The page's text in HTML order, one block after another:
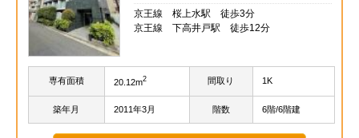
京王線 桜上水駅 徒歩3分
京王線 下高井戸駅 徒歩12分
専有面積 20.12m2 間取り 1K
築年月 2011年3月 階数 6階/6階建